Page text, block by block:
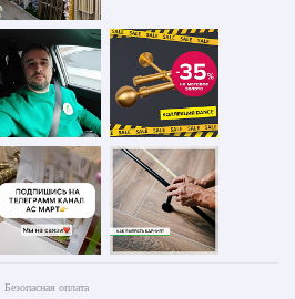
Безопасная оплата